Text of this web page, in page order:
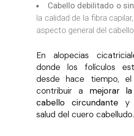
Cabello debilitado o
la calidad de la fibra
aspecto general del
En alopecias
donde los folículos
desde hace tiempo, el
contribuir a mejorar
cabello circundantey
salud del cuero cabelludo.